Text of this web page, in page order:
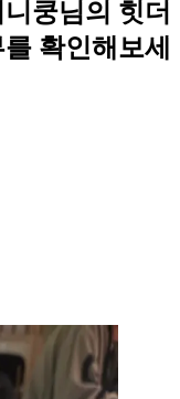
쿵님의 힛더
확인해보세